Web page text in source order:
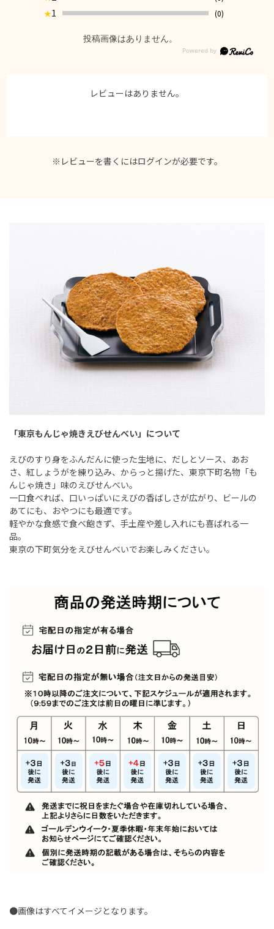
★1 (0)
投稿画像はありません。
レビューはありません。
※レビューを書くにはログインが必要です。
「東京もんじゃ焼きえびせんべい」について
えびのすり身をふんだんに使った生地に、だしとソース、あお
さ、紅しょうがを練り込み、からっと揚げた、東京下町名物「も
んじゃ焼き」味のえびせんべい。
一口食べれば、口いっぱいにえびの香ばしさが広がり、ビールの
あてにも、おやつにも最適です。
軽やかな食感で食べ飽きず、手土産や差し入れにも喜ばれる一
品。
東京の下町気分をえびせんべいでお楽しみください。
●画像はすべてイメージとなります。